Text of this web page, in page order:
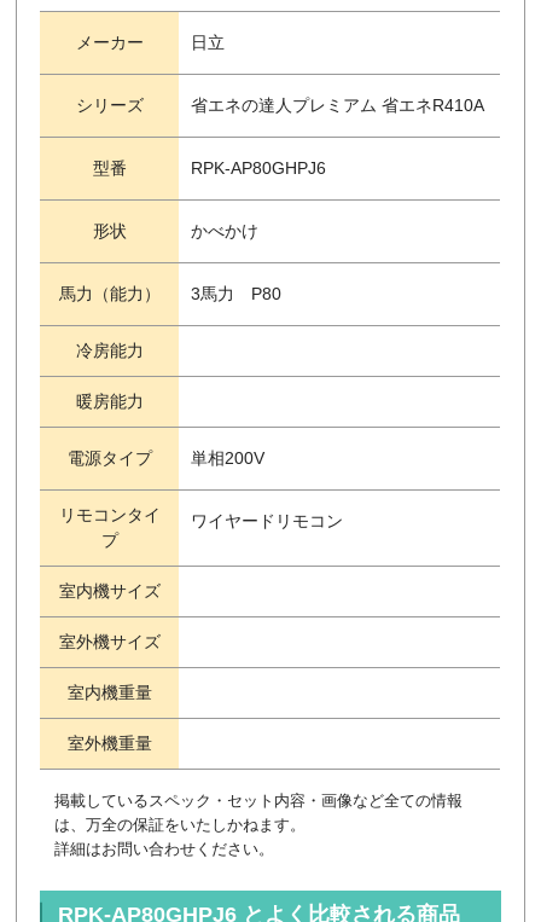
メーカー 日立
シリーズ 省エネの達人プレミアム 省エネR410A
型番 RPK-AP80GHPJ6
形状 かべかけ
馬力（能力） 3馬力 P80
冷房能力
暖房能力
電源タイプ 単相200V
リモコンタイ
プ
ワイヤードリモコン
室内機サイズ
室外機サイズ
室内機重量
室外機重量
掲載しているスペック・セット内容・画像など全ての情報
は、万全の保証をいたしかねます。
詳細はお問い合わせください。
RPK-AP80GHPJ6 とよく比較される商品